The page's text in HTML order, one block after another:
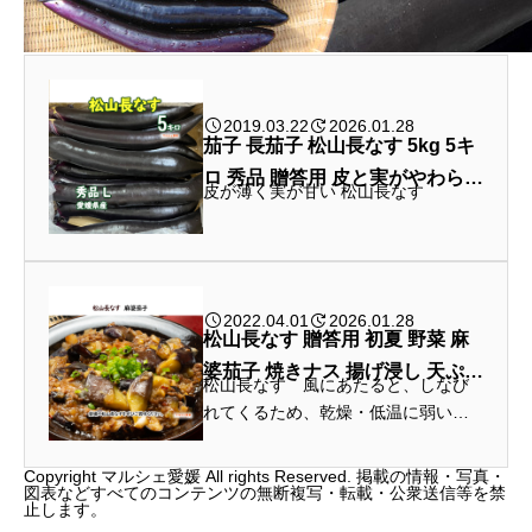
2019.03.22 2026.01.28
茄子 長茄子 松山長なす 5kg 5キ
ロ 秀品 贈答用 皮と実がやわらか
皮が薄く実が甘い 松山長なす
2022.04.01 2026.01.28
松山長なす 贈答用 初夏 野菜 麻
婆茄子 焼きナス 揚げ浸し 天ぷら
漬物 保存方法
松山長なす 風にあたると、しなび
れてくるため、乾燥・低温に弱い特
きは、冷気にあたらないよう、ビニ
ール袋の口を締めてください。2、3
Copyright マルシェ愛媛 All rights Reserved. 掲載の情報・写真・
図表などすべてのコンテンツの無断複写・転載・公衆送信等を禁
止します。